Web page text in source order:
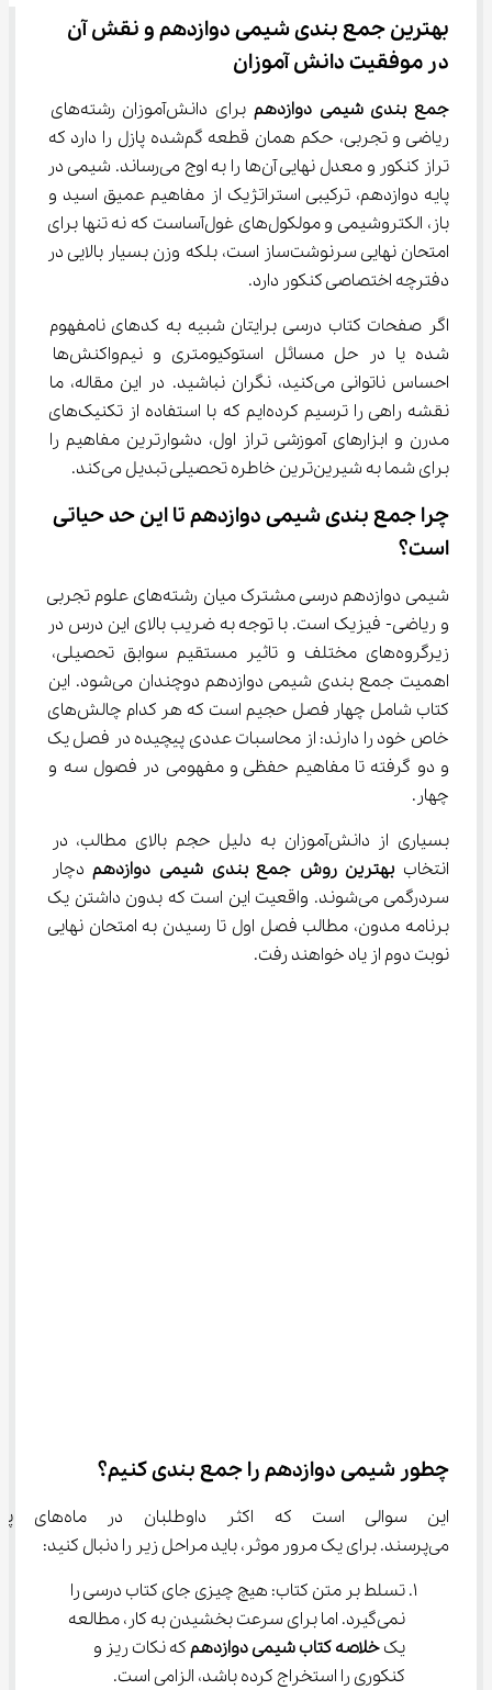
بهترین جمع بندی شیمی دوازدهم و نقش آن
در موفقیت دانش آموزان
جمع بندی شیمی دوازدهم
برای دانش‌آموزان رشته‌های
ریاضی و تجربی، حکم همان قطعه گم‌شده پازل را دارد که
تراز کنکور و معدل نهایی آن‌ها را به اوج می‌رساند. شیمی در
پایه دوازدهم، ترکیبی استراتژیک از مفاهیم عمیق اسید و
باز، الکتروشیمی و مولکول‌های غول‌آساست که نه تنها برای
امتحان نهایی سرنوشت‌ساز است، بلکه وزن بسیار بالایی در
دفترچه اختصاصی کنکور دارد.
اگر صفحات کتاب درسی برایتان شبیه به کدهای نامفهوم
شده یا در حل مسائل استوکیومتری و نیم‌واکنش‌ها
احساس ناتوانی می‌کنید، نگران نباشید. در این مقاله، ما
نقشه راهی را ترسیم کرده‌ایم که با استفاده از تکنیک‌های
مدرن و ابزارهای آموزشی تراز اول، دشوارترین مفاهیم را
برای شما به شیرین‌ترین خاطره تحصیلی تبدیل می‌کند.
چرا جمع بندی شیمی دوازدهم تا این حد حیاتی
است؟
شیمی دوازدهم درسی مشترک میان رشته‌های علوم تجربی
و ریاضی- فیزیک است. با توجه به ضریب بالای این درس در
زیرگروه‌های مختلف و تاثیر مستقیم سوابق تحصیلی،
اهمیت جمع بندی شیمی دوازدهم دوچندان می‌شود. این
کتاب شامل چهار فصل حجیم است که هر کدام چالش‌های
خاص خود را دارند: از محاسبات عددی پیچیده در فصل یک
و دو گرفته تا مفاهیم حفظی و مفهومی در فصول سه و
چهار.
بسیاری از دانش‌آموزان به دلیل حجم بالای مطالب، در
انتخاب بهترین روش جمع بندی شیمی دوازدهم دچار
سردرگمی می‌شوند. واقعیت این است که بدون داشتن یک
برنامه مدون، مطالب فصل اول تا رسیدن به امتحان نهایی
نوبت دوم از یاد خواهند رفت.
چطور شیمی دوازدهم را جمع بندی کنیم؟
این سوالی است که اکثر داوطلبان
می‌پرسند. برای یک مرور موثر، باید مراحل زیر را دنبال کنید:
تسلط بر متن کتاب: هیچ چیزی جای کتاب درسی را
نمی‌گیرد. اما برای سرعت بخشیدن به کار، مطالعه
یک خلاصه کتاب شیمی دوازدهم که نکات ریز و
کنکوری را استخراج کرده باشد، الزامی است.